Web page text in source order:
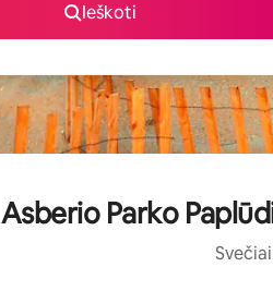
Ieškoti
Asberio Parko